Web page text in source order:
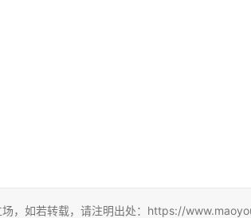
场，如若转载，请注明出处：https://